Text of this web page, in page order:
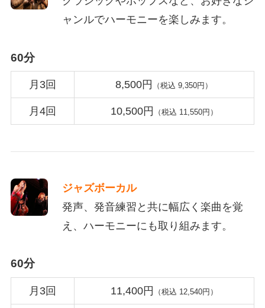
ャンルでハーモニーを楽しみます。
60分
月3回 8,500円 （税込 9,350円）
月4回 10,500円 （税込 11,550円）
ジャズボーカル
発声、発音練習と共に幅広く楽曲を覚
え、ハーモニーにも取り組みます。
60分
月3回 11,400円 （税込 12,540円）